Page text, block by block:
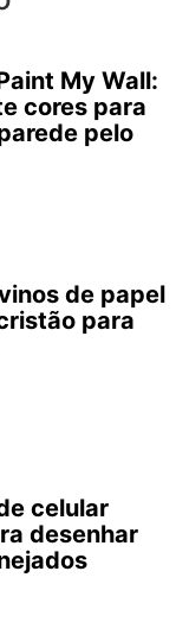
My Wall:
cores para
pelo
de papel
para
celular
desenhar